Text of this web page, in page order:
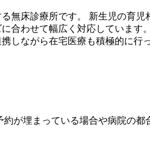
無床診療所です。 新生児の育
合わせて幅広く対応していま
しながら在宅医療も積極的に行
が埋まっている場合や病院の